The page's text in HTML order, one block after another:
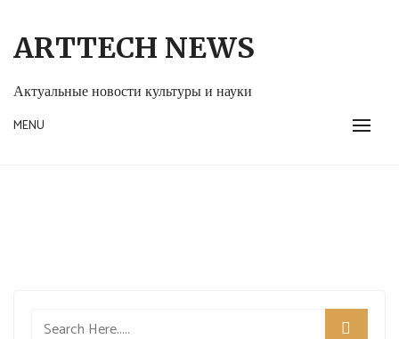
content
ARTTECH NEWS
Актуальные новости культуры и науки
MENU